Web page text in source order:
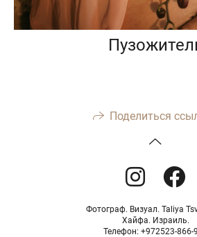
Поделиться
Фотограф. Визуал. Taliya
Хайфа. Израиль.
Телефон: +972523-866-